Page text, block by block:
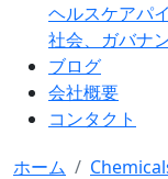
ヘルスケアパ
社会、ガバナ
ブログ
会社概要
コンタクト
ホーム